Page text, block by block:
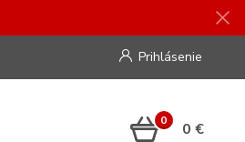
Prihlásenie
0 0 €